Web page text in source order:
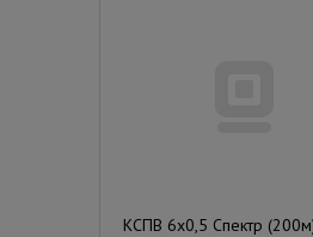
КСПВ 6х0,5 Спектр